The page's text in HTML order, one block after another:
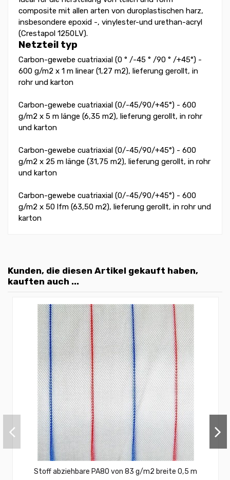
composite mit allen arten von duroplastischen harz,
insbesondere epoxid -, vinylester-und urethan-acryl
(Crestapol 1250LV).
Netzteil typ
Carbon-gewebe cuatriaxial (0 ° /-45 ° /90 ° /+45°) -
600 g/m2 x 1 m linear (1,27 m2), lieferung gerollt, in
rohr und karton
Carbon-gewebe cuatriaxial (0/-45/90/+45°) - 600
g/m2 x 5 m länge (6,35 m2), lieferung gerollt, in rohr
und karton
Carbon-gewebe cuatriaxial (0/-45/90/+45°) - 600
g/m2 x 25 m länge (31,75 m2), lieferung gerollt, in rohr
und karton
Carbon-gewebe cuatriaxial (0/-45/90/+45°) - 600
g/m2 x 50 lfm (63,50 m2), lieferung gerollt, in rohr und
karton
Kunden, die diesen Artikel gekauft haben,
kauften auch ...
Stoff abziehbare PA80 von 83 g/m2 breite 0,5 m